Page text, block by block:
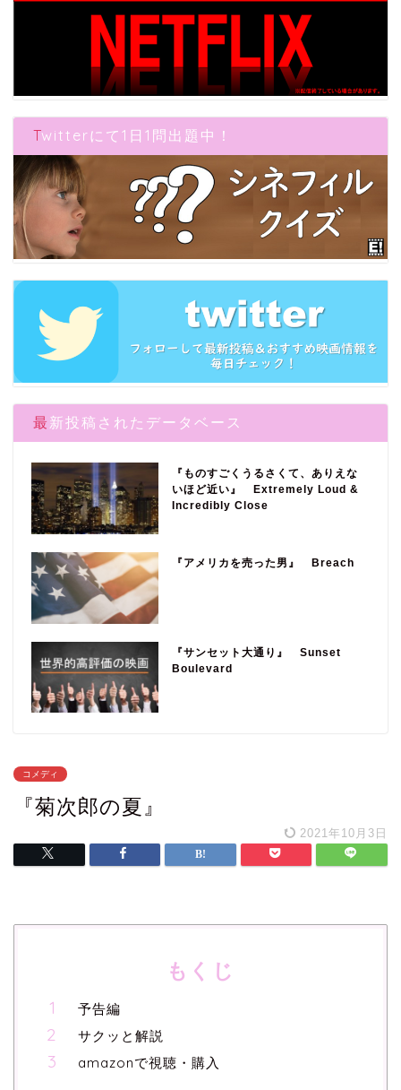
Twitterにて1日1問出題中！
最新投稿されたデータベース
『ものすごくうるさくて、ありえな
いほど近い』 Extremely Loud &
Incredibly Close
『アメリカを売った男』 Breach
『サンセット大通り』 Sunset
Boulevard
コメディ
『菊次郎の夏』
2021年10月3日
もくじ
予告編
サクッと解説
amazonで視聴・購入